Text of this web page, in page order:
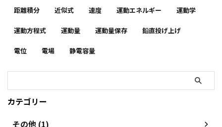
距離積分 近似式 速度 運動エネルギー 運動学
運動方程式 運動量 運動量保存 鉛直投げ上げ
電位 電場 静電容量
カテゴリー
その他 (1)